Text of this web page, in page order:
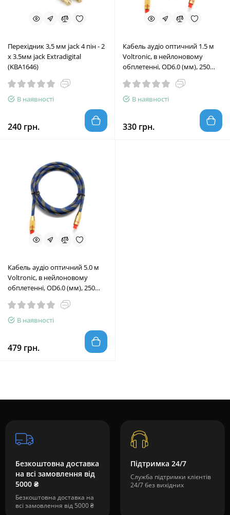
Перехідник 3,5 мм jack 4 пін - 2
х 3.5мм jack Extradigital
(KBA1646)
В наявності
240 грн.
Кабель аудіо оптичний 1.5 м
Voltronic, в нейлоновому
обплетенні, OD6.0 (мм), 250
Мегабіт/с, Blue/Gold
В наявності
330 грн.
Кабель аудіо оптичний 5.0 м
Voltronic, в нейлоновому
обплетенні, OD6.0 (мм), 250
Мегабіт/с, Blue/Gold
В наявності
479 грн.
Безкоштовна доставка
на всі замовлення від
5000 ₴
Безкоштовна доставка на
всі замовлення від 5000 ₴
Підтримка 24/7
Служба підтримки клієнтів
24/7 без вихідних